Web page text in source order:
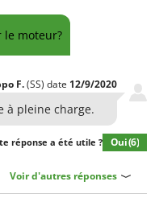
le moteur?
F.(SS) date 12/9/2020
à pleine charge.
réponse a été utile ? Oui(6)
Voir d'autres réponses